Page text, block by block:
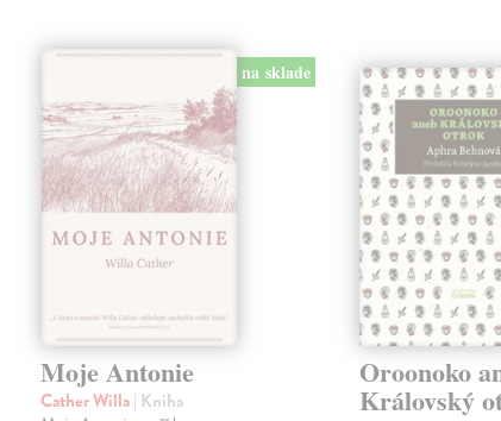
na sklade
Moje Antonie
Cather Willa| Kniha
Oroonoko
Královský